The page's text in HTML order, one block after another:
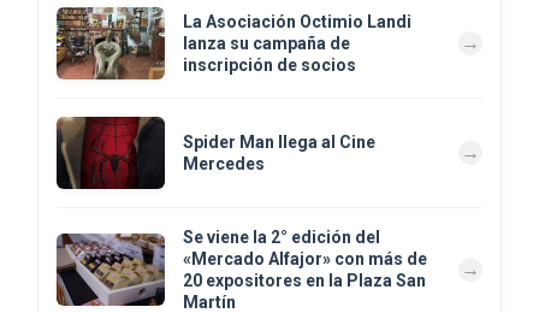
La Asociación Octimio Landi
lanza su campaña de
inscripción de socios
Spider Man llega al Cine
Mercedes
Se viene la 2° edición del
«Mercado Alfajor» con más de
20 expositores en la Plaza San
Martín